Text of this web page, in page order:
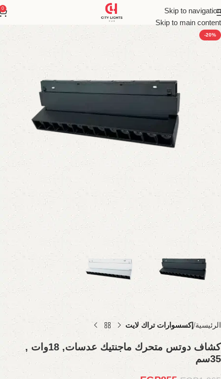
Skip to navigation
Skip to main content
0
-20%
الرئيسية إكسسوارات تراك لايت
كشاف دوتس متحرك ماجنتيك عدسات, 18وات ,
35سم